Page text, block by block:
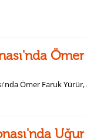
Ömer Faruk Yürür,